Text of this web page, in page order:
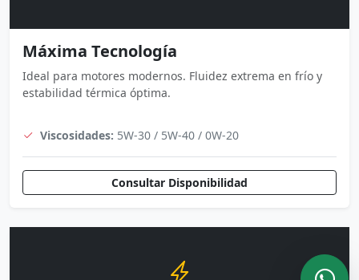
Máxima Tecnología
Ideal para motores modernos. Fluidez extrema en frío y
estabilidad térmica óptima.
Viscosidades: 5W-30 / 5W-40 / 0W-20
Consultar Disponibilidad